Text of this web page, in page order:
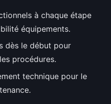
à chaque étape
équipements.
dès le début pour
procédures.
technique pour le